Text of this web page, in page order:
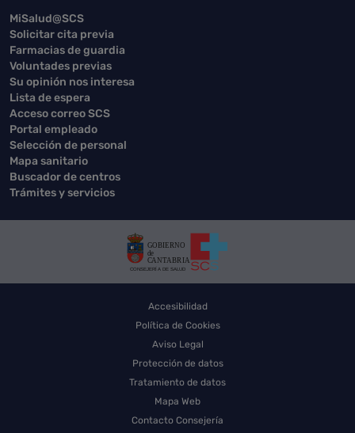
MiSalud@SCS
Solicitar cita previa
Farmacias de guardia
Voluntades previas
Su opinión nos interesa
Lista de espera
Acceso correo SCS
Portal empleado
Selección de personal
Mapa sanitario
Buscador de centros
Trámites y servicios
Accesibilidad
Política de Cookies
Aviso Legal
Protección de datos
Tratamiento de datos
Mapa Web
Contacto Consejería